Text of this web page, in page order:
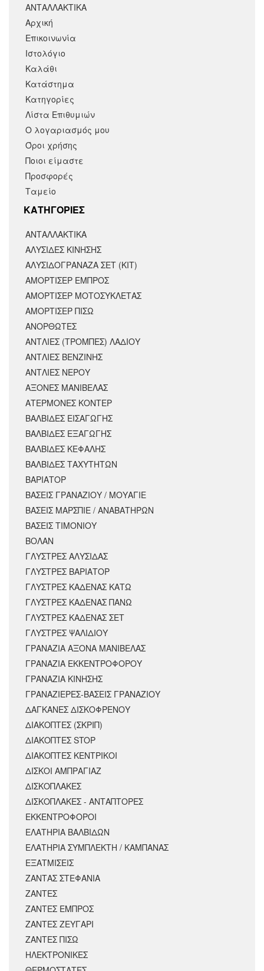
ΑΝΤΑΛΛΑΚΤΙΚΑ
Αρχική
Επικοινωνία
Ιστολόγιο
Καλάθι
Κατάστημα
Κατηγορίες
Λίστα Επιθυμιών
Ο λογαριασμός μου
Όροι χρήσης
Ποιοι είμαστε
Προσφορές
Ταμείο
KΑΤΗΓΟΡΙΕΣ
ΑΝΤΑΛΛΑΚΤΙΚΆ
ΑΛΥΣΙΔΕΣ ΚΙΝΗΣΗΣ
ΑΛΥΣΙΔΟΓΡΑΝΑΖΑ ΣΕΤ (ΚΙΤ)
ΑΜΟΡΤΙΣΕΡ ΕΜΠΡΟΣ
ΑΜΟΡΤΙΣΈΡ ΜΟΤΟΣΥΚΛΈΤΑΣ
ΑΜΟΡΤΙΣΕΡ ΠΙΣΩ
ΑΝΟΡΘΩΤΕΣ
ΑΝΤΛΙΕΣ (ΤΡΟΜΠΕΣ) ΛΑΔΙΟΥ
ΑΝΤΛΙΕΣ ΒΕΝΖΙΝΗΣ
ΑΝΤΛΙΕΣ ΝΕΡΟΥ
ΑΞΟΝΕΣ ΜΑΝΙΒΕΛΑΣ
ΑΤΕΡΜΟΝΕΣ ΚΟΝΤΕΡ
ΒΑΛΒΙΔΕΣ ΕΙΣΑΓΩΓΗΣ
ΒΑΛΒΙΔΕΣ ΕΞΑΓΩΓΗΣ
ΒΑΛΒΙΔΕΣ ΚΕΦΑΛΗΣ
ΒΑΛΒΙΔΕΣ ΤΑΧΥΤΗΤΩΝ
ΒΑΡΙΑΤΟΡ
ΒΑΣΕΙΣ ΓΡΑΝΑΖΙΟΥ / ΜΟΥΑΓΙΕ
ΒΑΣΕΙΣ ΜΑΡΣΠΙΕ / ΑΝΑΒΑΤΗΡΩΝ
ΒΑΣΕΙΣ ΤΙΜΟΝΙΟΥ
ΒΟΛΑΝ
ΓΛΥΣΤΡΕΣ ΑΛΥΣΙΔΑΣ
ΓΛΥΣΤΡΕΣ ΒΑΡΙΑΤΟΡ
ΓΛΥΣΤΡΕΣ ΚΑΔΕΝΑΣ ΚΑΤΩ
ΓΛΥΣΤΡΕΣ ΚΑΔΕΝΑΣ ΠΑΝΩ
ΓΛΥΣΤΡΕΣ ΚΑΔΕΝΑΣ ΣΕΤ
ΓΛΥΣΤΡΕΣ ΨΑΛΙΔΙΟΥ
ΓΡΑΝΑΖΙΑ ΑΞΟΝΑ ΜΑΝΙΒΕΛΑΣ
ΓΡΑΝΑΖΙΑ ΕΚΚΕΝΤΡΟΦΟΡΟΥ
ΓΡΑΝΑΖΙΑ ΚΙΝΗΣΗΣ
ΓΡΑΝΑΖΙΕΡΕΣ-ΒΑΣΕΙΣ ΓΡΑΝΑΖΙΟΥ
ΔΑΓΚΑΝΕΣ ΔΙΣΚΟΦΡΕΝΟΥ
ΔΙΑΚΟΠΤΕΣ (ΣΚΡΙΠ)
ΔΙΑΚΟΠΤΕΣ STOP
ΔΙΑΚΟΠΤΕΣ ΚΕΝΤΡΙΚΟΙ
ΔΙΣΚΟΙ ΑΜΠΡΑΓΙΑΖ
ΔΙΣΚΟΠΛΑΚΕΣ
ΔΙΣΚΟΠΛΑΚΕΣ - ΑΝΤΑΠΤΟΡΕΣ
ΕΚΚΕΝΤΡΟΦΟΡΟΙ
ΕΛΑΤΗΡΙΑ ΒΑΛΒΙΔΩΝ
ΕΛΑΤΗΡΙΑ ΣΥΜΠΛΕΚΤΗ / ΚΑΜΠΑΝΑΣ
ΕΞΑΤΜΙΣΕΙΣ
ΖΑΝΤΑΣ ΣΤΕΦΑΝΙΑ
ΖΑΝΤΕΣ
ΖΑΝΤΕΣ ΕΜΠΡΟΣ
ΖΑΝΤΕΣ ΖΕΥΓΑΡΙ
ΖΑΝΤΕΣ ΠΙΣΩ
ΗΛΕΚΤΡΟΝΙΚΕΣ